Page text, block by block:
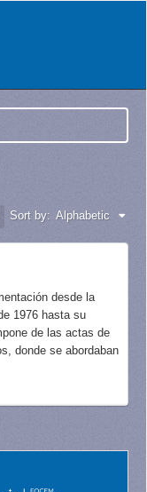
Sort by: Alphabetic
desde la
1976 hasta su
de las actas de
donde se abordaban